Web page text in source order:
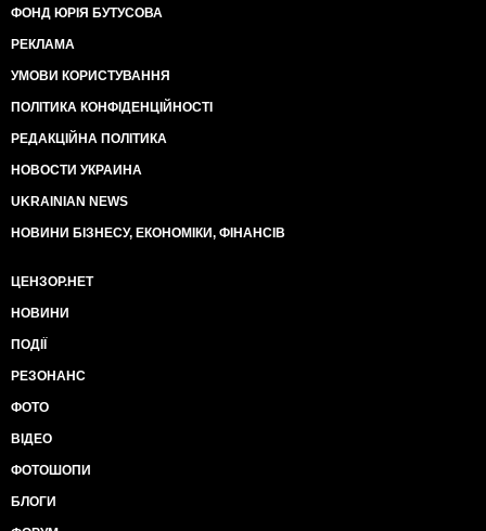
ФОНД ЮРІЯ БУТУСОВА
РЕКЛАМА
УМОВИ КОРИСТУВАННЯ
ПОЛІТИКА КОНФІДЕНЦІЙНОСТІ
РЕДАКЦІЙНА ПОЛІТИКА
НОВОСТИ УКРАИНА
UKRAINIAN NEWS
НОВИНИ БІЗНЕСУ, ЕКОНОМІКИ, ФІНАНСІВ
ЦЕНЗОР.НЕТ
НОВИНИ
ПОДІЇ
РЕЗОНАНС
ФОТО
ВІДЕО
ФОТОШОПИ
БЛОГИ